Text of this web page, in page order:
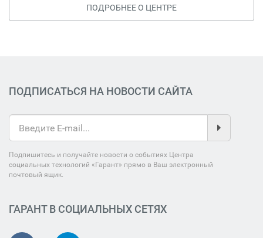
ПОДРОБНЕЕ О ЦЕНТРЕ
ПОДПИСАТЬСЯ НА НОВОСТИ САЙТА
Подпишитесь и получайте новости о событиях Центра
социальных технологий «Гарант» прямо в Ваш электронный
почтовый ящик.
ГАРАНТ В СОЦИАЛЬНЫХ СЕТЯХ